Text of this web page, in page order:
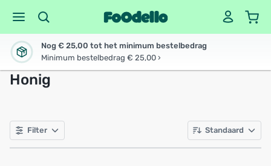
Nog € 25,00 tot het minimum bestelbedrag
Minimum bestelbedrag € 25,00 ›
Honig
Filter Standaard